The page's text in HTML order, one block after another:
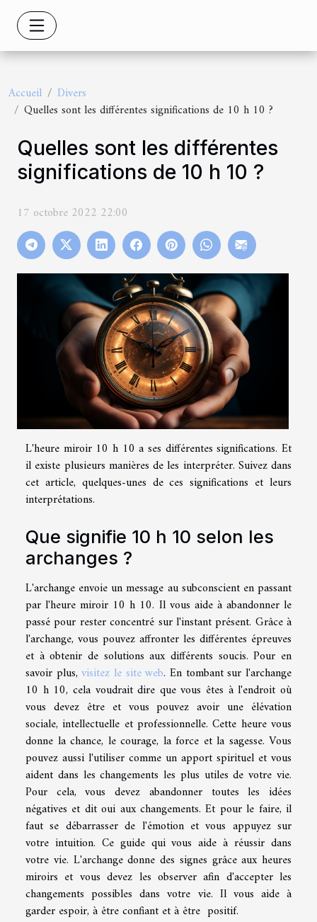
Accueil
Divers
Quelles sont les différentes significations de 10 h 10 ?
Quelles sont les différentes
significations de 10 h 10 ?
17 octobre 2022 22:00
L'heure miroir 10 h 10 a ses différentes significations. Et
il existe plusieurs manières de les interpréter. Suivez dans
cet article, quelques-unes de ces significations et leurs
interprétations.
Que signifie 10 h 10 selon les
archanges ?
L'archange envoie un message au subconscient en passant
par l'heure miroir 10 h 10. Il vous aide à abandonner le
passé pour rester concentré sur l'instant présent. Grâce à
l'archange, vous pouvez affronter les différentes épreuves
et à obtenir de solutions aux différents soucis. Pour en
savoir plus,visitez le site web. En tombant sur l'archange
10 h 10, cela voudrait dire que vous êtes à l'endroit où
vous devez être et vous pouvez avoir une élévation
sociale, intellectuelle et professionnelle. Cette heure vous
donne la chance, le courage, la force et la sagesse. Vous
pouvez aussi l'utiliser comme un apport spirituel et vous
aident dans les changements les plus utiles de votre vie.
Pour cela, vous devez abandonner toutes les idées
négatives et dit oui aux changements. Et pour le faire, il
faut se débarrasser de l'émotion et vous appuyez sur
votre intuition. Ce guide qui vous aide à réussir dans
votre vie. L'archange donne des signes grâce aux heures
miroirs et vous devez les observer afin d'accepter les
changements possibles dans votre vie. Il vous aide à
garder espoir, à être confiant et à être positif.